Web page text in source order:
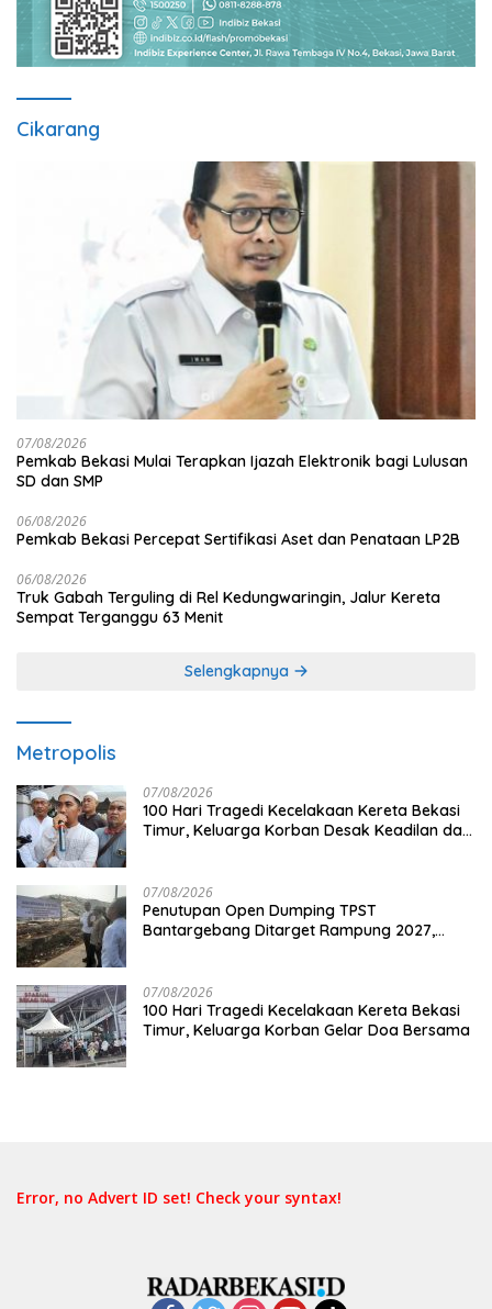
Cikarang
07/08/2026
Pemkab Bekasi Mulai Terapkan Ijazah Elektronik bagi Lulusan
SD dan SMP
06/08/2026
Pemkab Bekasi Percepat Sertifikasi Aset dan Penataan LP2B
06/08/2026
Truk Gabah Terguling di Rel Kedungwaringin, Jalur Kereta
Sempat Terganggu 63 Menit
Selengkapnya
Metropolis
07/08/2026
100 Hari Tragedi Kecelakaan Kereta Bekasi
Timur, Keluarga Korban Desak Keadilan dan
07/08/2026
Penutupan Open Dumping TPST
Bantargebang Ditarget Rampung 2027,
07/08/2026
100 Hari Tragedi Kecelakaan Kereta Bekasi
Timur, Keluarga Korban Gelar Doa Bersama
Error, no Advert ID set! Check your syntax!